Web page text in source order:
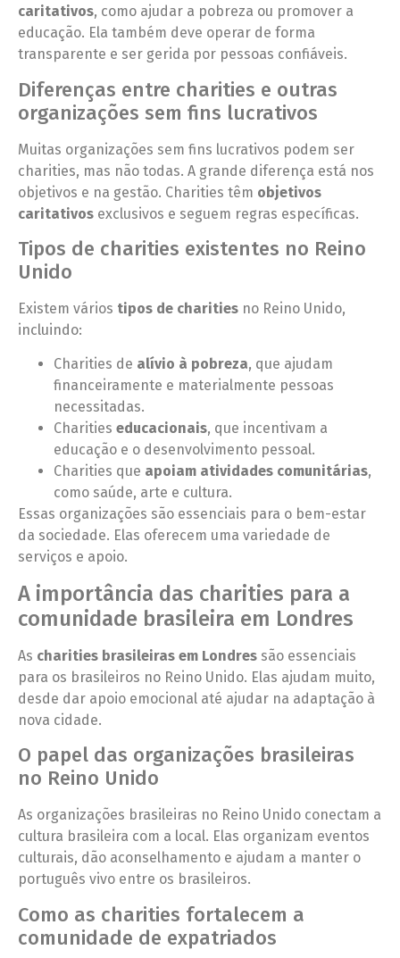
caritativos, como ajudar a pobreza ou promover a
educação. Ela também deve operar de forma
transparente e ser gerida por pessoas confiáveis.
Diferenças entre charities e outras
organizações sem fins lucrativos
Muitas organizações sem fins lucrativos podem ser
charities, mas não todas. A grande diferença está nos
objetivos e na gestão. Charities têm objetivos
caritativos exclusivos e seguem regras específicas.
Tipos de charities existentes no Reino
Unido
Existem vários tipos de charities no Reino Unido,
incluindo:
Charities de alívio à pobreza, que ajudam
financeiramente e materialmente pessoas
necessitadas.
Charities educacionais, que incentivam a
educação e o desenvolvimento pessoal.
Charities que apoiam atividades comunitárias,
como saúde, arte e cultura.
Essas organizações são essenciais para o bem-estar
da sociedade. Elas oferecem uma variedade de
serviços e apoio.
A importância das charities para a
comunidade brasileira em Londres
As charities brasileiras em Londres são essenciais
para os brasileiros no Reino Unido. Elas ajudam muito,
desde dar apoio emocional até ajudar na adaptação à
nova cidade.
O papel das organizações brasileiras
no Reino Unido
As organizações brasileiras no Reino Unido conectam a
cultura brasileira com a local. Elas organizam eventos
culturais, dão aconselhamento e ajudam a manter o
português vivo entre os brasileiros.
Como as charities fortalecem a
comunidade de expatriados